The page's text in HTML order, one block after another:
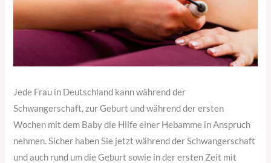
Jede Frau in Deutschland kann während der
Schwangerschaft, zur Geburt und während der ersten
Wochen mit dem Baby die Hilfe einer Hebamme in Anspruch
nehmen. Sicher haben Sie jetzt während der Schwangerschaft
und auch rund um die Geburt sowie in der ersten Zeit mit